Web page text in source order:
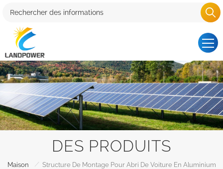
DES PRODUITS
Maison / Structure De Montage Pour Abri De Voiture En Aluminium